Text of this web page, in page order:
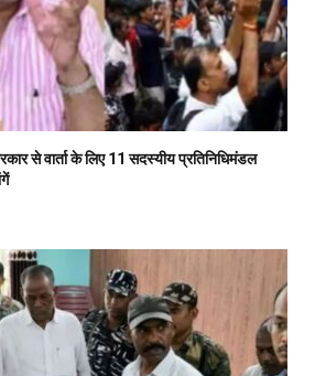
से वार्ता के लिए 11 सदस्यीय प्रतिनिधिमंडल